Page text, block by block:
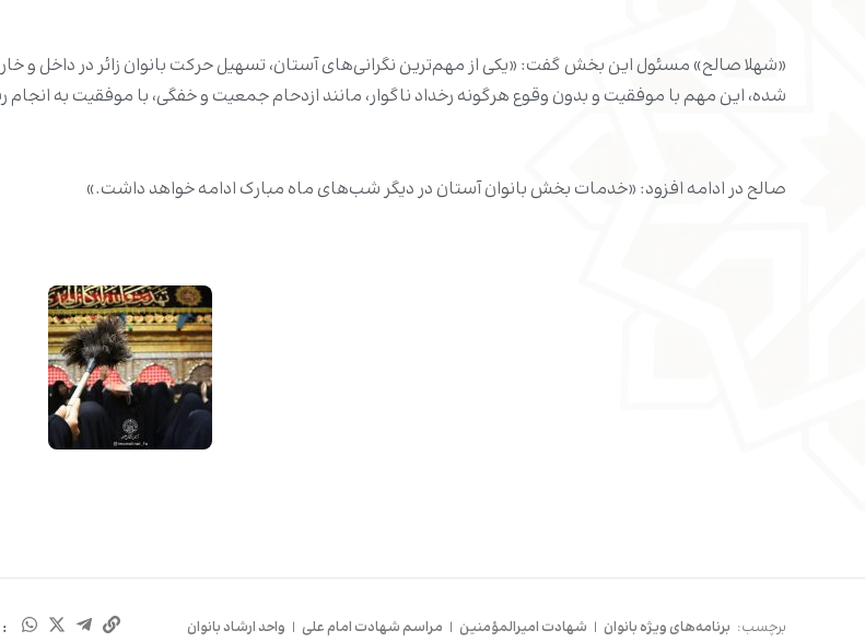
«شهلا صالح» مسئول این بخش گفت: «یکی از مهم‌ترین نگرانی‌های آستان، تسهیل حرکت بانوان زائر در داخل و
شده، این مهم با موفقیت و بدون وقوع هرگونه رخداد ناگوار، مانند ازدحام جمعیت و خفگی، با موفقیت به انجام
صالح در ادامه افزود: «خدمات بخش بانوان آستان در دیگر شب‌های ماه مبارک ادامه خواهد داشت.»
برچسب: برنامه‌های ویژه بانوان | شهادت امیرالمؤمنین | مراسم شهادت امام علی | واحد ارشاد بانوان